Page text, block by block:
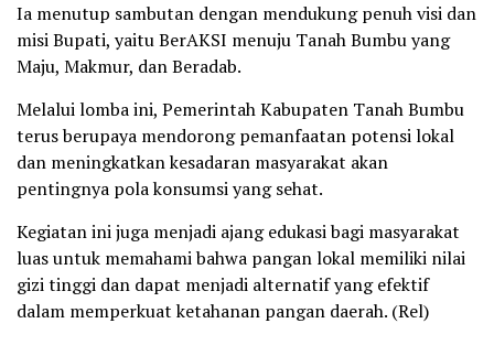
Ia menutup sambutan dengan mendukung penuh visi dan
misi Bupati, yaitu BerAKSI menuju Tanah Bumbu yang
Maju, Makmur, dan Beradab.
Melalui lomba ini, Pemerintah Kabupaten Tanah Bumbu
terus berupaya mendorong pemanfaatan potensi lokal
dan meningkatkan kesadaran masyarakat akan
pentingnya pola konsumsi yang sehat.
Kegiatan ini juga menjadi ajang edukasi bagi masyarakat
luas untuk memahami bahwa pangan lokal memiliki nilai
gizi tinggi dan dapat menjadi alternatif yang efektif
dalam memperkuat ketahanan pangan daerah. (Rel)